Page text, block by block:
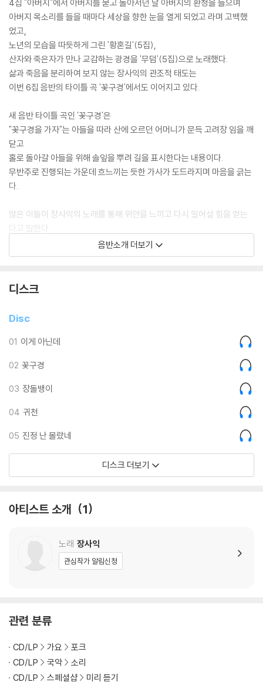
4집 "아버지"에서 아버지를 묻고 돌아서던 날 아버지의 환청을 들으며
아버지 목소리를 들을 때마다 세상을 향한 눈을 열게 되었고 라며 고백했
었고,
노년의 모습을 따듯하게 그린 '황혼길'(5집),
산자와 죽은자가 만나 교감하는 광경을 '무덤'(5집)으로 노래했다.
삶과 죽음을 분리하여 보지 않는 장사익의 관조적 태도는
이번 6집 음반의 타이틀 곡 '꽃구경'에서도 이어지고 있다.
새 음반 타이틀 곡인 '꽃구경'은
"꽃구경을 가자"는 아들을 따라 산에 오르던 어머니가 문득 고려장 임을 깨
닫고
홀로 돌아갈 아들을 위해 솔잎을 뿌려 길을 표시한다는 내용이다.
무반주로 진행되는 가운데 흐느끼는 듯한 가사가 도드라지며 마음을 긁는
다.
많은 이들이 장사익의 노래를 통해 위안을 느끼고 다시 일어설 힘을 얻는
다고 말한다.
그것은 그가 누구보다도 많이 아파 본 사람이기 때문이다.
마흔다섯에 데뷔한 늦깎이 가수의 신산한 삶이 녹아있는 그의 노래에서
있다.
우리의 고단한 삶의 이야기가 담겨 있고,
더불어 사는 이들이 모두 행복해지기를 바라는 소박한 소망이 담긴 장사익
우리들, 수고하고 무거운 짐 진 자들을 위한 뜨거운 응원가이다.
음반소개 더보기
디스크
Disc
01 이게 아닌데
02 꽃구경
03 장돌뱅이
04 귀천
05 진정 난 몰랐네
디스크 더보기
아티스트 소개 1
노래 장사익
관심작가 알림신청
관련 분류
CD/LP 가요
포크
CD/LP
국악
소리
CD/LP
스페셜샵 미리 듣기